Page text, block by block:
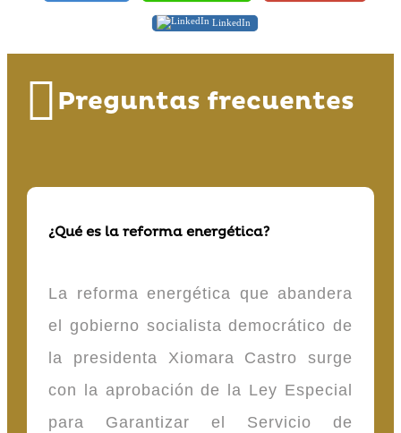
LinkedIn
Preguntas frecuentes
¿Qué es la reforma energética?
La reforma energética que abandera
el gobierno socialista democrático de
la presidenta Xiomara Castro surge
con la aprobación de la Ley Especial
para Garantizar el Servicio de